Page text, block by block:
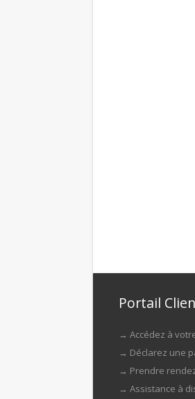
Portail
→Accédez à
→ Déclarez une
→ Prendre
→Assistance à